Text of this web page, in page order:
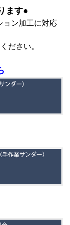
ます●
ョン加工に対応
ださい。